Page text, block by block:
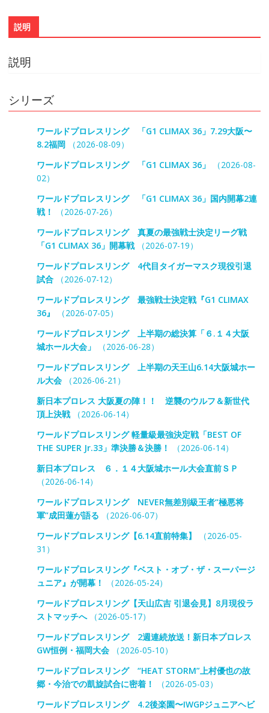
説明
説明
シリーズ
ワールドプロレスリング 「G1 CLIMAX 36」7.29大阪〜
8.2福岡（2026-08-09）
ワールドプロレスリング 「G1 CLIMAX 36」
（2026-08-
02）
ワールドプロレスリング 「G1 CLIMAX 36」国内開幕2連
戦！
（2026-07-26）
ワールドプロレスリング 真夏の最強戦士決定リーグ戦
「G1 CLIMAX 36」開幕戦（2026-07-19）
ワールドプロレスリング 4代目タイガーマスク現役引退
試合（2026-07-12）
ワールドプロレスリング 最強戦士決定戦『G1 CLIMAX
36』
（2026-07-05）
ワールドプロレスリング 上半期の総決算「６.１４大阪
城ホール大会」
（2026-06-28）
ワールドプロレスリング 上半期の天王山6.14大阪城ホー
ル大会（2026-06-21）
新日本プロレス 大阪夏の陣！！ 逆襲のウルフ＆新世代
頂上決戦（2026-06-14）
ワールドプロレスリング 軽量級最強決定戦「BEST OF
THE SUPER Jr.33」準決勝＆決勝！
（2026-06-14）
新日本プロレス ６．１４大阪城ホール大会直前ＳＰ
（2026-06-14）
ワールドプロレスリング NEVER無差別級王者“極悪将
軍”成田蓮が語る （2026-06-07）
ワールドプロレスリング【6.14直前特集】
（2026-05-
31）
ワールドプロレスリング『ベスト・オブ・ザ・スーパージ
ュニア』が開幕！
（2026-05-24）
ワールドプロレスリング【天山広吉 引退会見】8月現役ラ
ストマッチへ（2026-05-17）
ワールドプロレスリング 2週連続放送！新日本プロレス
GW恒例・福岡大会（2026-05-10）
ワールドプロレスリング “HEAT STORM”上村優也の故
郷・今治での凱旋試合に密着！
（2026-05-03）
ワールドプロレスリング 4.2後楽園〜IWGPジュニアヘビ